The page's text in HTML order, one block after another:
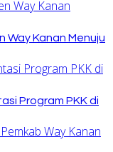
Way Kanan Menuju
Program PKK di